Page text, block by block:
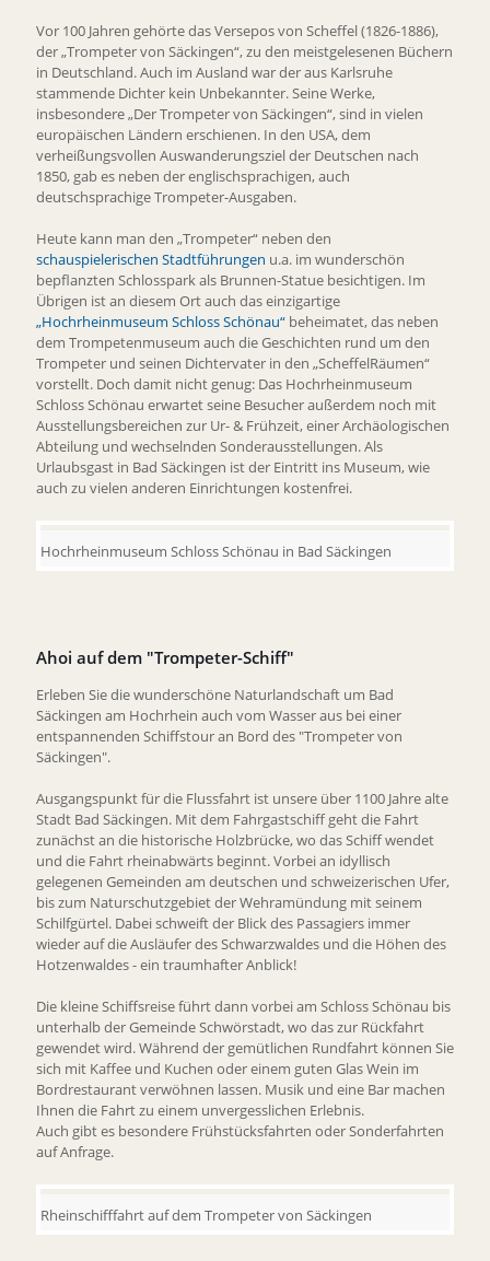
Vor 100 Jahren gehörte das Versepos von Scheffel (1826-1886),
der „Trompeter von Säckingen“, zu den meistgelesenen Büchern
in Deutschland. Auch im Ausland war der aus Karlsruhe
stammende Dichter kein Unbekannter. Seine Werke,
insbesondere „Der Trompeter von Säckingen“, sind in vielen
europäischen Ländern erschienen. In den USA, dem
verheißungsvollen Auswanderungsziel der Deutschen nach
1850, gab es neben der englischsprachigen, auch
deutschsprachige Trompeter-Ausgaben.
Heute kann man den „Trompeter“ neben den
schauspielerischen Stadtführungen u.a. im wunderschön
bepflanzten Schlosspark als Brunnen-Statue besichtigen. Im
Übrigen ist an diesem Ort auch das einzigartige
„Hochrheinmuseum Schloss Schönau“ beheimatet, das neben
dem Trompetenmuseum auch die Geschichten rund um den
Trompeter und seinen Dichtervater in den „ScheffelRäumen“
vorstellt. Doch damit nicht genug: Das Hochrheinmuseum
Schloss Schönau erwartet seine Besucher außerdem noch mit
Ausstellungsbereichen zur Ur- & Frühzeit, einer Archäologischen
Abteilung und wechselnden Sonderausstellungen. Als
Urlaubsgast in Bad Säckingen ist der Eintritt ins Museum, wie
auch zu vielen anderen Einrichtungen kostenfrei.
Hochrheinmuseum Schloss Schönau in Bad Säckingen
Ahoi auf dem "Trompeter-Schiff"
Erleben Sie die wunderschöne Naturlandschaft um Bad
Säckingen am Hochrhein auch vom Wasser aus bei einer
entspannenden Schiffstour an Bord des "Trompeter von
Säckingen".
Ausgangspunkt für die Flussfahrt ist unsere über 1100 Jahre alte
Stadt Bad Säckingen. Mit dem Fahrgastschiff geht die Fahrt
zunächst an die historische Holzbrücke, wo das Schiff wendet
und die Fahrt rheinabwärts beginnt. Vorbei an idyllisch
gelegenen Gemeinden am deutschen und schweizerischen Ufer,
bis zum Naturschutzgebiet der Wehramündung mit seinem
Schilfgürtel. Dabei schweift der Blick des Passagiers immer
wieder auf die Ausläufer des Schwarzwaldes und die Höhen des
Hotzenwaldes - ein traumhafter Anblick!
Die kleine Schiffsreise führt dann vorbei am Schloss Schönau bis
unterhalb der Gemeinde Schwörstadt, wo das zur Rückfahrt
gewendet wird. Während der gemütlichen Rundfahrt können Sie
sich mit Kaffee und Kuchen oder einem guten Glas Wein im
Bordrestaurant verwöhnen lassen. Musik und eine Bar machen
Ihnen die Fahrt zu einem unvergesslichen Erlebnis.
Auch gibt es besondere Frühstücksfahrten oder Sonderfahrten
auf Anfrage.
Rheinschifffahrt auf dem Trompeter von Säckingen